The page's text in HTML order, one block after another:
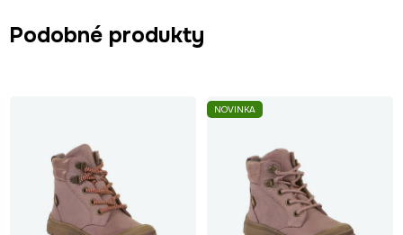
Podobné produkty
NOVINKA